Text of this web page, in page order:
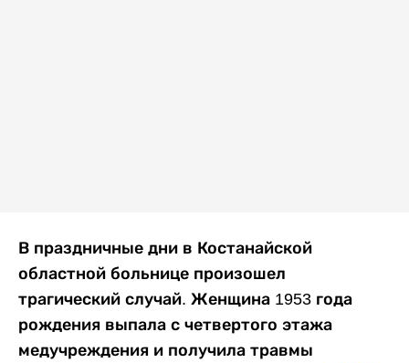
В праздничные дни в Костанайской
областной больнице произошел
трагический случай. Женщина 1953 года
рождения выпала с четвертого этажа
медучреждения и получила травмы